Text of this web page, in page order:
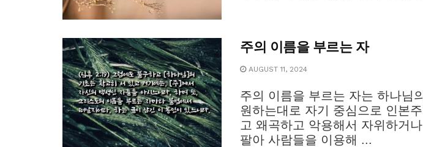
주의 이름을 부르는 자
AUGUST 11, 2024
주의 이름을 부르는 자는 하나님
원하는대로 자기 중심으로 인본
고 왜곡하고 악용해서 자위하거
팔아 사람들을 이용해 ...